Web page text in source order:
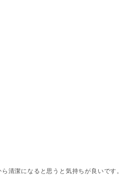
清潔になると思うと気持ちが良いです。